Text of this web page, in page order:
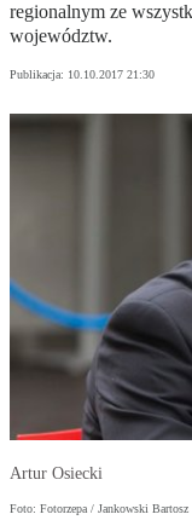
regionalnym ze
województw.
Publikacja: 10.10.2017 21:30
Artur Osiecki
Foto: Fotorzepa / Jankowski Bartosz